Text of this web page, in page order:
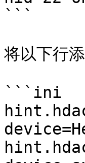
```
将以下
```ini